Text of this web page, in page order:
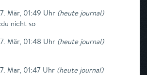
Mär, 01:49 Uhr (heute journal)
nicht so
Mär, 01:48 Uhr (heute journal)
Mär, 01:47 Uhr (heute journal)